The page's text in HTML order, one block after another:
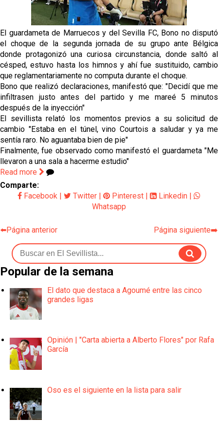
Oso es el siguiente en la lista para salir
Banquillos confirmados: así queda la cantera del
Sevilla Femenino para la 2026/27
Celta y Rayo agitan el mercado de La Liga
Previa | El Sevilla FC cierra la pretemporada con el
exigente choque ante el Bayer Leverkusen
El guardameta de Marruecos y del Sevilla FC, Bono no disputó
el choque de la segunda jornada de su grupo ante Bélgica
donde protagonizó una curiosa circunstancia, donde saltó al
césped, estuvo hasta los himnos y ahí fue sustituido, cambio
que reglamentariamente no computa durante el choque.
Bono que realizó declaraciones, manifestó que: "Decidí que me
infiltrasen justo antes del partido y me mareé 5 minutos
después de la inyección"
El sevillista relató los momentos previos a su solicitud de
cambio "Estaba en el túnel, vino Courtois a saludar y ya me
sentía raro. No aguantaba bien de pie"
Finalmente, fue observado como manifestó el guardameta "Me
llevaron a una sala a hacerme estudio"
Read more
Comparte:
Facebook
Twitter Pinterest Linkedin
Whatsapp
⬅️Página anterior Página siguiente➡️
Popular de la semana
El dato que destaca a Agoumé entre las cinco
grandes ligas
Opinión | "Carta abierta a Alberto Flores" por Rafa
García
Oso es el siguiente en la lista para salir